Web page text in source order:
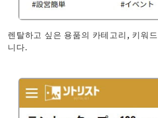
렌탈하고 싶은 용품의 카테고리, 키워
니다.